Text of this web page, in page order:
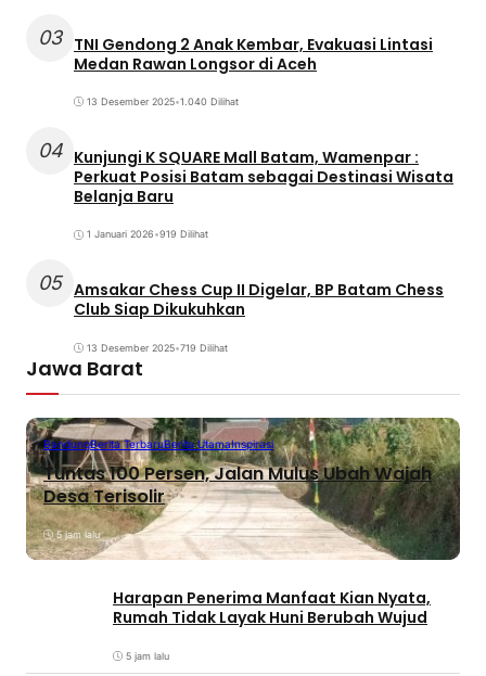
03 TNI Gendong 2 Anak Kembar, Evakuasi Lintasi
Medan Rawan Longsor di Aceh
13 Desember 2025•1.040 Dilihat
04 Kunjungi K SQUARE Mall Batam, Wamenpar :
Perkuat Posisi Batam sebagai Destinasi Wisata
Belanja Baru
1 Januari 2026•919 Dilihat
05 Amsakar Chess Cup II Digelar, BP Batam Chess
Club Siap Dikukuhkan
13 Desember 2025•719 Dilihat
Jawa Barat
BandungBerita TerbaruBerita UtamaInspirasi
Tuntas 100 Persen, Jalan Mulus Ubah Wajah
Desa Terisolir
5 jam lalu
Harapan Penerima Manfaat Kian Nyata,
Rumah Tidak Layak Huni Berubah Wujud
5 jam lalu